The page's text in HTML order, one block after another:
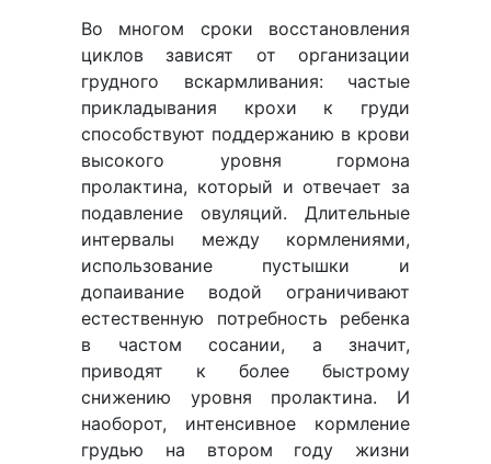
Во многом сроки восстановления
циклов зависят от организации
грудного вскармливания: частые
прикладывания крохи к груди
способствуют поддержанию в крови
высокого уровня гормона
пролактина, который и отвечает за
подавление овуляций. Длительные
интервалы между кормлениями,
использование пустышки и
допаивание водой ограничивают
естественную потребность ребенка
в частом сосании, а значит,
приводят к более быстрому
снижению уровня пролактина. И
наоборот, интенсивное кормление
грудью на втором году жизни